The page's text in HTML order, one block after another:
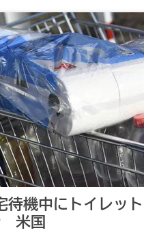
待機中にトイレッ
米国